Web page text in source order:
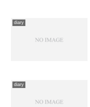
diary
diary